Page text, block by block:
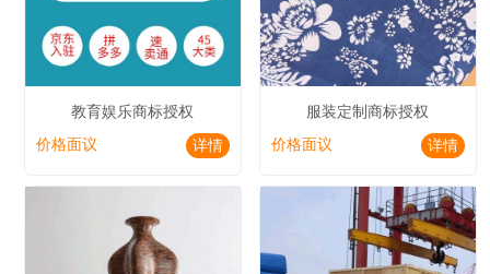
教育娱乐商标授权
价格面议
详情
服装定制商标授权
价格面议
详情